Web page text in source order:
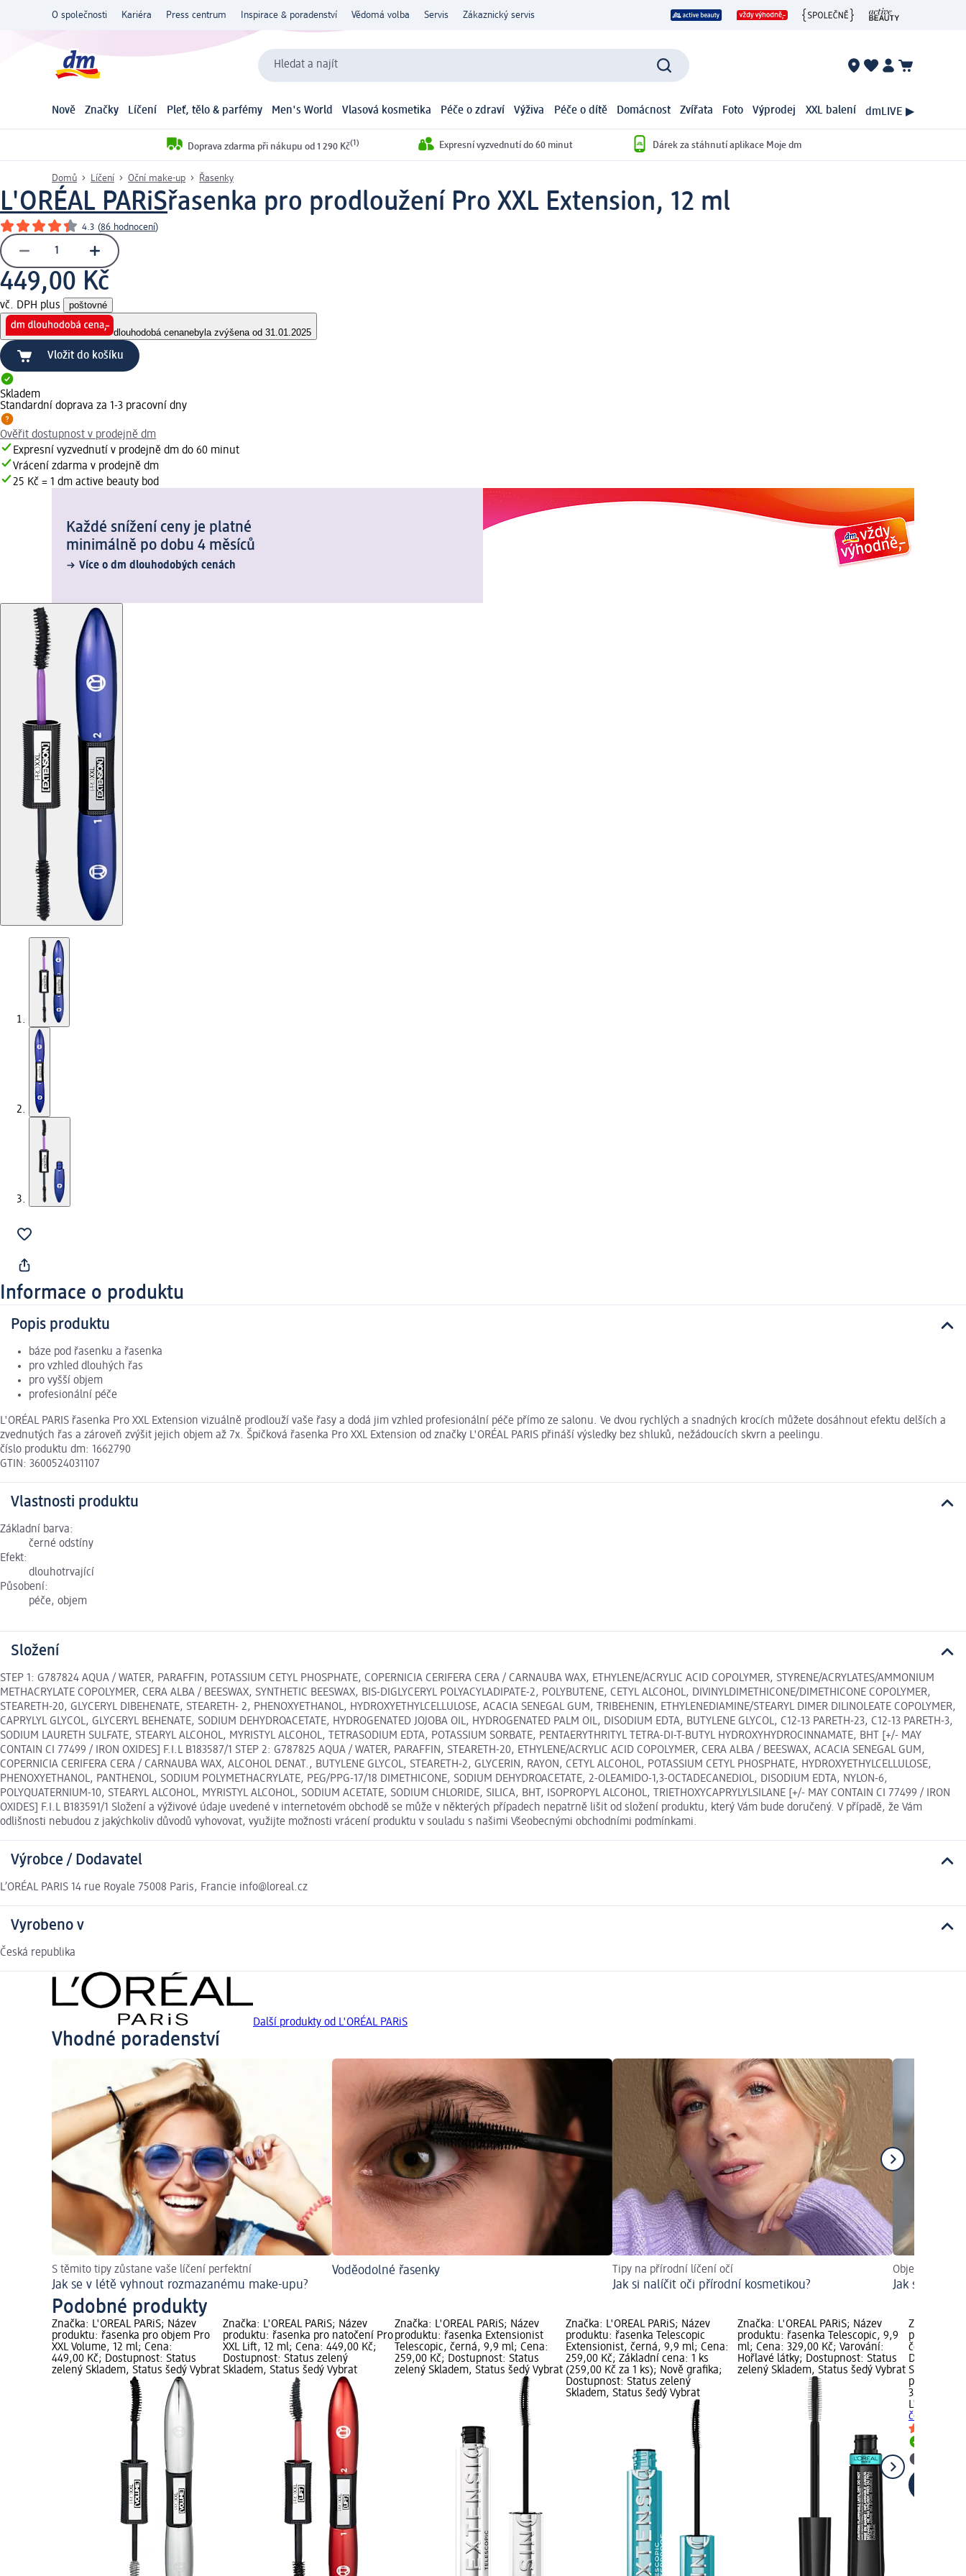
O společnosti Kariéra Press centrum Inspirace & poradenství Vědomá volba Servis Zákaznický servis
Hledat a najít
Nově Značky Líčení Pleť, tělo & parfémy Men's World Vlasová kosmetika Péče o zdraví Výživa Péče o dítě Domácnost Zvířata Foto Výprodej XXL balení dmLIVE ▶
Doprava zdarma při nákupu od 1 290 Kč(1) Expresní vyzvednutí do 60 minut Dárek za stáhnutí aplikace Moje dm
Domů Líčení Oční make-up Řasenky
L'ORÉAL PARiSřasenka pro prodloužení Pro XXL Extension, 12 ml
4.3 (86 hodnocení)
449,00 Kč
vč. DPH plus poštovné
dlouhodobá cenanebyla zvýšena od 31.01.2025
Vložit do košíku
Skladem
Standardní doprava za 1-3 pracovní dny
Ověřit dostupnost v prodejně dm
Expresní vyzvednutí v prodejně dm do 60 minut
Vrácení zdarma v prodejně dm
25 Kč = 1 dm active beauty bod
Každé snížení ceny je platné
minimálně po dobu 4 měsíců
Více o dm dlouhodobých cenách
Informace o produktu
Popis produktu
báze pod řasenku a řasenka
pro vzhled dlouhých řas
pro vyšší objem
profesionální péče
L'ORÉAL PARIS řasenka Pro XXL Extension vizuálně prodlouží vaše řasy a dodá jim vzhled profesionální péče přímo ze salonu. Ve dvou rychlých a snadných krocích můžete dosáhnout efektu delších a
zvednutých řas a zároveň zvýšit jejich objem až 7x. Špičková řasenka Pro XXL Extension od značky L'ORÉAL PARIS přináší výsledky bez shluků, nežádoucích skvrn a peelingu.
číslo produktu dm: 1662790
GTIN: 3600524031107
Vlastnosti produktu
Základní barva:
černé odstíny
Efekt:
dlouhotrvající
Působení:
péče, objem
Složení
STEP 1: G787824 AQUA / WATER, PARAFFIN, POTASSIUM CETYL PHOSPHATE, COPERNICIA CERIFERA CERA / CARNAUBA WAX, ETHYLENE/ACRYLIC ACID COPOLYMER, STYRENE/ACRYLATES/AMMONIUM
METHACRYLATE COPOLYMER, CERA ALBA / BEESWAX, SYNTHETIC BEESWAX, BIS-DIGLYCERYL POLYACYLADIPATE-2, POLYBUTENE, CETYL ALCOHOL, DIVINYLDIMETHICONE/DIMETHICONE COPOLYMER,
STEARETH-20, GLYCERYL DIBEHENATE, STEARETH- 2, PHENOXYETHANOL, HYDROXYETHYLCELLULOSE, ACACIA SENEGAL GUM, TRIBEHENIN, ETHYLENEDIAMINE/STEARYL DIMER DILINOLEATE COPOLYMER,
CAPRYLYL GLYCOL, GLYCERYL BEHENATE, SODIUM DEHYDROACETATE, HYDROGENATED JOJOBA OIL, HYDROGENATED PALM OIL, DISODIUM EDTA, BUTYLENE GLYCOL, C12-13 PARETH-23, C12-13 PARETH-3,
SODIUM LAURETH SULFATE, STEARYL ALCOHOL, MYRISTYL ALCOHOL, TETRASODIUM EDTA, POTASSIUM SORBATE, PENTAERYTHRITYL TETRA-DI-T-BUTYL HYDROXYHYDROCINNAMATE, BHT [+/- MAY
CONTAIN CI 77499 / IRON OXIDES] F.I.L B183587/1 STEP 2: G787825 AQUA / WATER, PARAFFIN, STEARETH-20, ETHYLENE/ACRYLIC ACID COPOLYMER, CERA ALBA / BEESWAX, ACACIA SENEGAL GUM,
COPERNICIA CERIFERA CERA / CARNAUBA WAX, ALCOHOL DENAT., BUTYLENE GLYCOL, STEARETH-2, GLYCERIN, RAYON, CETYL ALCOHOL, POTASSIUM CETYL PHOSPHATE, HYDROXYETHYLCELLULOSE,
PHENOXYETHANOL, PANTHENOL, SODIUM POLYMETHACRYLATE, PEG/PPG-17/18 DIMETHICONE, SODIUM DEHYDROACETATE, 2-OLEAMIDO-1,3-OCTADECANEDIOL, DISODIUM EDTA, NYLON-6,
POLYQUATERNIUM-10, STEARYL ALCOHOL, MYRISTYL ALCOHOL, SODIUM ACETATE, SODIUM CHLORIDE, SILICA, BHT, ISOPROPYL ALCOHOL, TRIETHOXYCAPRYLYLSILANE [+/- MAY CONTAIN CI 77499 / IRON
OXIDES] F.I.L B183591/1 Složení a výživové údaje uvedené v internetovém obchodě se může v některých případech nepatrně lišit od složení produktu, který Vám bude doručený. V případě, že Vám
odlišnosti nebudou z jakýchkoliv důvodů vyhovovat, využijte možnosti vrácení produktu v souladu s našimi Všeobecnými obchodními podmínkami.
Výrobce / Dodavatel
L’ORÉAL PARIS 14 rue Royale 75008 Paris, Francie info@loreal.cz
Vyrobeno v
Česká republika
Další produkty od L'ORÉAL PARiS
Vhodné poradenství
S těmito tipy zůstane vaše líčení perfektní
Jak se v létě vyhnout rozmazanému make-upu?
Voděodolné řasenky Tipy na přírodní líčení očí
Jak si nalíčit oči přírodní kosmetikou?
Objevit trendy
Jak si nalíčit
Podobné produkty
Značka: L'ORÉAL PARiS; Název
produktu: řasenka pro objem Pro
XXL Volume, 12 ml; Cena:
449,00 Kč; Dostupnost: Status
zelený Skladem, Status šedý Vybrat
Značka: L'ORÉAL PARiS; Název
produktu: řasenka pro natočení Pro
XXL Lift, 12 ml; Cena: 449,00 Kč;
Dostupnost: Status zelený
Skladem, Status šedý Vybrat
Značka: L'ORÉAL PARiS; Název
produktu: řasenka Extensionist
Telescopic, černá, 9,9 ml; Cena:
259,00 Kč; Dostupnost: Status
zelený Skladem, Status šedý Vybrat
Značka: L'ORÉAL PARiS; Název
produktu: řasenka Telescopic
Extensionist, černá, 9,9 ml; Cena:
259,00 Kč; Základní cena: 1 ks
(259,00 Kč za 1 ks); Nově grafika;
Dostupnost: Status zelený
Skladem, Status šedý Vybrat
Značka: L'ORÉAL PARiS; Název
produktu: řasenka Telescopic, 9,9
ml; Cena: 329,00 Kč; Varování:
Hořlavé látky; Dostupnost: Status
zelený Skladem, Status šedý Vybrat
Značka:
produktu:
černá, 8
Skladem,
prodejnu
329,00 Kč
L'ORÉAL
černá, 8 ml